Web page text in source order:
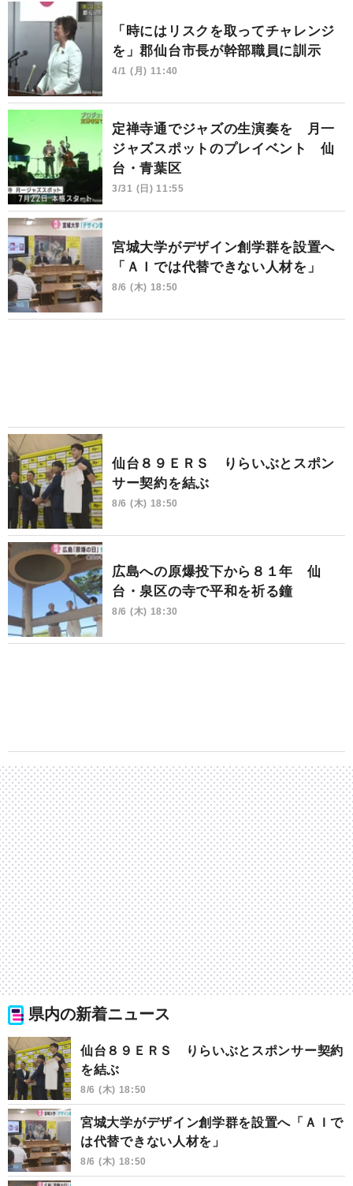
「時にはリスクを取ってチャレンジ
を」郡仙台市長が幹部職員に訓示
4/1 (月) 11:40
定禅寺通でジャズの生演奏を 月一
ジャズスポットのプレイベント 仙
台・青葉区
3/31 (日) 11:55
宮城大学がデザイン創学群を設置へ
「ＡＩでは代替できない人材を」
8/6 (木) 18:50
仙台８９ＥＲＳ りらいぶとスポン
サー契約を結ぶ
8/6 (木) 18:50
広島への原爆投下から８１年 仙
台・泉区の寺で平和を祈る鐘
8/6 (木) 18:30
県内の新着ニュース
仙台８９ＥＲＳ りらいぶとスポンサー契約
を結ぶ
8/6 (木) 18:50
宮城大学がデザイン創学群を設置へ「ＡＩで
は代替できない人材を」
8/6 (木) 18:50